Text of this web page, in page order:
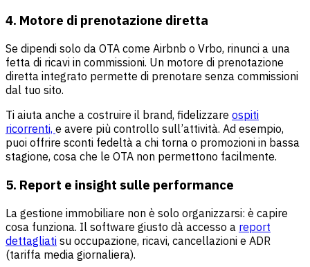
4. Motore di prenotazione diretta
Se dipendi solo da OTA come Airbnb o Vrbo, rinunci a una
fetta di ricavi in commissioni. Un motore di prenotazione
diretta integrato permette di prenotare senza commissioni
dal tuo sito.
Ti aiuta anche a costruire il brand, fidelizzare ospiti
ricorrenti, e avere più controllo sull’attività. Ad esempio,
puoi offrire sconti fedeltà a chi torna o promozioni in bassa
stagione, cosa che le OTA non permettono facilmente.
5. Report e insight sulle performance
La gestione immobiliare non è solo organizzarsi: è capire
cosa funziona. Il software giusto dà accesso a report
dettagliati su occupazione, ricavi, cancellazioni e ADR
(tariffa media giornaliera).